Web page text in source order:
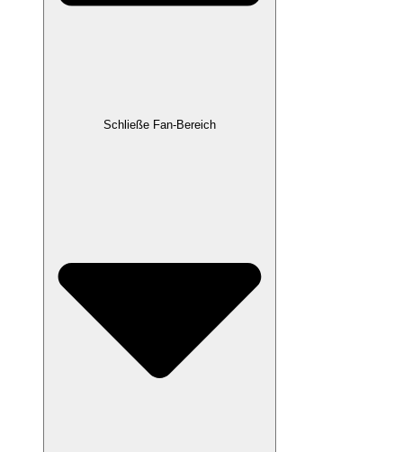
Schließe Fan-Bereich